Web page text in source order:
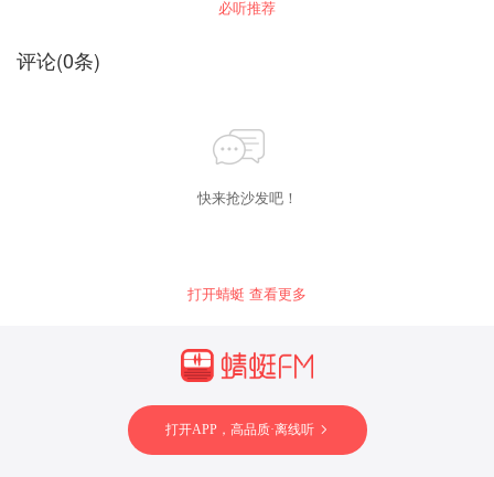
必听推荐
评论(0条)
快来抢沙发吧！
打开蜻蜓 查看更多
打开APP，高品质·离线听